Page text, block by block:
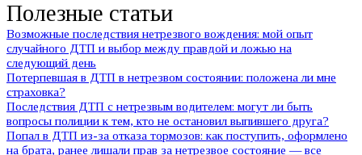
Полезные статьи
Возможные последствия нетрезвого вождения: мой опыт
случайного ДТП и выбор между правдой и ложью на
следующий день
Потерпевшая в ДТП в нетрезвом состоянии: положена ли мне
страховка?
Последствия ДТП с нетрезвым водителем: могут ли быть
вопросы полиции к тем, кто не остановил выпившего друга?
Попал в ДТП из-за отказа тормозов: как поступить, оформлено
на брата, ранее лишали прав за нетрезвое состояние — все